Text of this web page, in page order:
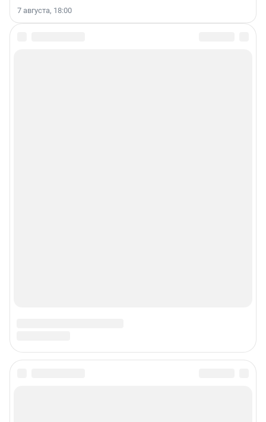
7 августа, 18:00